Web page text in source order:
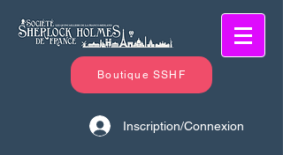
Boutique SSHF
Inscription/Connexion